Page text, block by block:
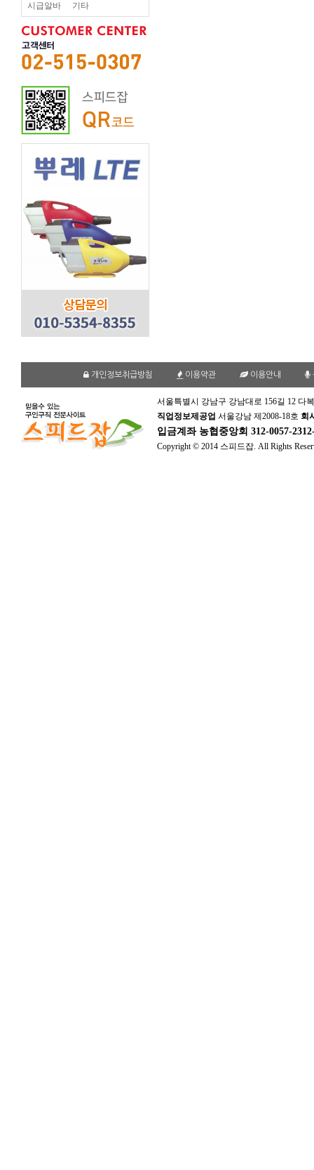
시급알바 기타
개인정보취급방침 이용약관 이용안내
서울특별시 강남구 강남대로 156길 12 다
직업정보제공업 서울강남 제2008-18호 회
입금계좌 농협중앙회 312-0057-
Copyright © 2014 스피드잡. All Rights